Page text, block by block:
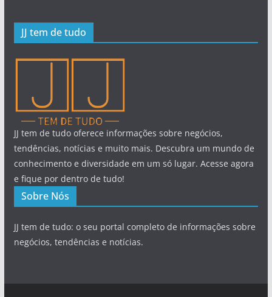
JJ tem de tudo
JJ tem de tudo oferece informações sobre negócios,
tendências, notícias e muito mais. Descubra um mundo de
conhecimento e diversidade em um só lugar. Acesse agora
e fique por dentro de tudo!
Sobre Nós
JJ tem de tudo: o seu portal completo de informações sobre
negócios, tendências e notícias.